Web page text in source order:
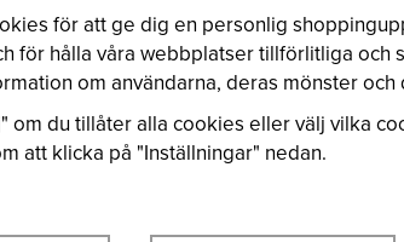
BÄSTSÄLJARE
för att ge dig en personlig
för hålla våra webbplatser tillförlitliga och
om användarna, deras mönster och
om du tillåter alla cookies eller välj vilka
att klicka på "Inställningar" nedan.